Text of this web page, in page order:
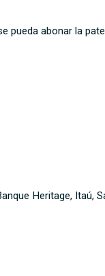
pueda abonar la
Heritage, Itaú,